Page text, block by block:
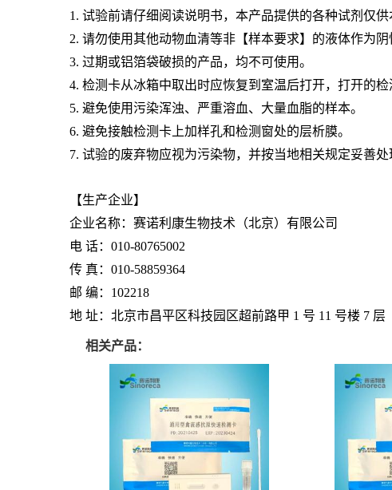
1. 试验前请仔细阅读说明书，本产品提供的各种试剂仅供
2. 请勿使用其他动物血清等非【样本要求】的液体作为阴
3. 过期或铝箔袋破损的产品，均不可使用。
4. 检测卡从冰箱中取出时应恢复到室温后打开，打开的检
5. 避免使用污染浑浊、严重溶血、大量血脂的样本。
6. 避免接触检测卡上加样孔和检测窗处的层析膜。
7. 试验的废弃物应视为污染物，并按当地相关规定妥善处
【生产企业】
企业名称：赛诺利康生物技术（北京）有限公司
电 话：010-80765002
传 真：010-58859364
邮 编：102218
地 址：北京市昌平区科技园区超前路甲 1 号 11 号楼 7 层
相关产品：